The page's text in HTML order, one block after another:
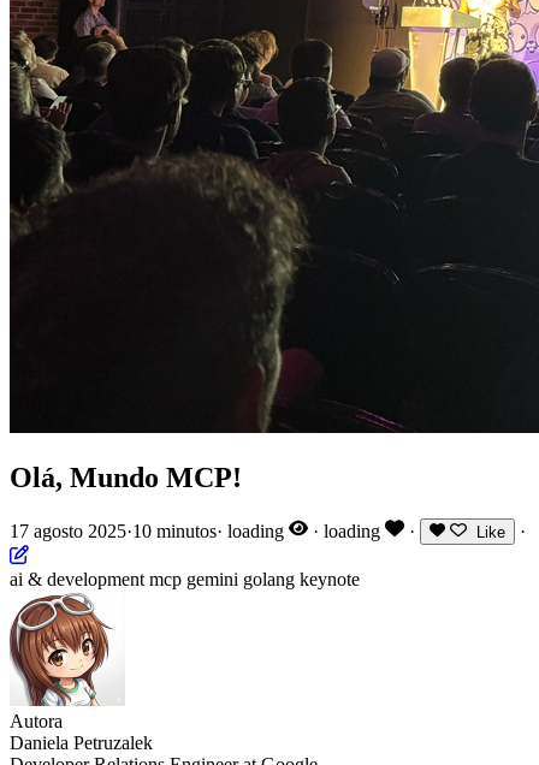
Olá, Mundo MCP!
17 agosto 2025·10 minutos· loading · loading · Like ·
ai & developmentmcp gemini golang keynote
Autora
Daniela Petruzalek